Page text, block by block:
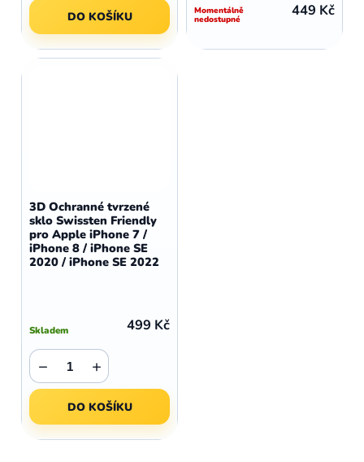
DO KOŠÍKU Momentálně
nedostupné 449 Kč
3D Ochranné tvrzené
sklo Swissten Friendly
pro Apple iPhone 7 /
iPhone 8 / iPhone SE
2020 / iPhone SE 2022
Skladem 499 Kč
+
−
DO KOŠÍKU